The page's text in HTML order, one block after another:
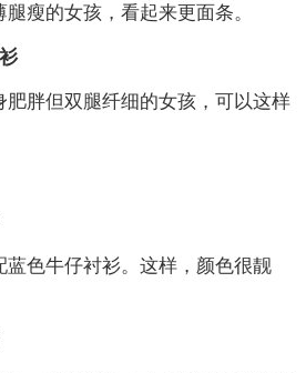
瘦的女孩，看起来更面条。
肥胖但双腿纤细的女孩，可以这样
蓝色牛仔衬衫。这样，颜色很靓